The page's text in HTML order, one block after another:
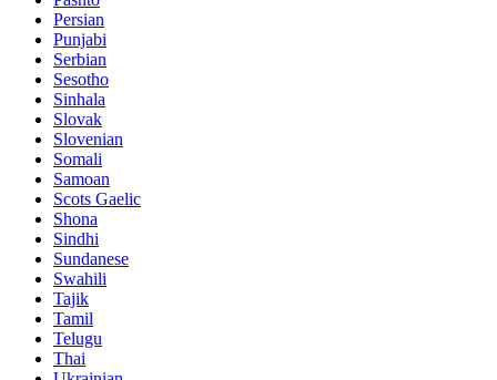
Persian
Punjabi
Serbian
Sesotho
Sinhala
Slovak
Slovenian
Somali
Samoan
Scots Gaelic
Shona
Sindhi
Sundanese
Swahili
Tajik
Tamil
Telugu
Thai